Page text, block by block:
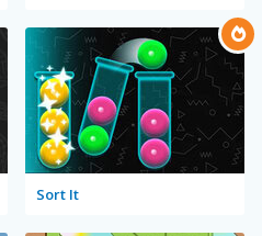
Sort It